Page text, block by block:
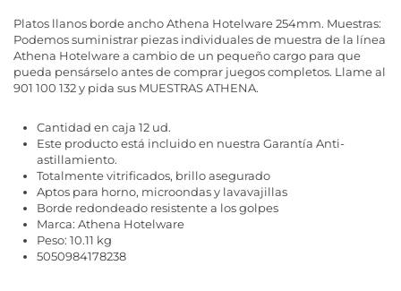
Platos llanos borde ancho Athena Hotelware 254mm. Muestras:
Podemos suministrar piezas individuales de muestra de la línea
Athena Hotelware a cambio de un pequeño cargo para que
pueda pensárselo antes de comprar juegos completos. Llame al
901 100 132 y pida sus MUESTRAS ATHENA.
Cantidad en caja 12 ud.
Este producto está incluido en nuestra Garantía Anti-
astillamiento.
Totalmente vitrificados, brillo asegurado
Aptos para horno, microondas y lavavajillas
Borde redondeado resistente a los golpes
Marca: Athena Hotelware
Peso: 10.11 kg
5050984178238